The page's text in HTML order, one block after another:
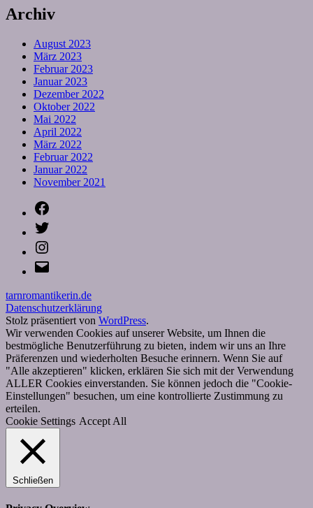
Archiv
August 2023
März 2023
Februar 2023
Januar 2023
Dezember 2022
Oktober 2022
Mai 2022
April 2022
März 2022
Februar 2022
Januar 2022
November 2021
tarnromantikerin.de
Datenschutzerklärung
Stolz präsentiert von WordPress.
Wir verwenden Cookies auf unserer Website, um Ihnen die
bestmögliche Benutzerführung zu bieten, indem wir uns an Ihre
Präferenzen und wiederholten Besuche erinnern. Wenn Sie auf
"Alle akzeptieren" klicken, erklären Sie sich mit der Verwendung
ALLER Cookies einverstanden. Sie können jedoch die "Cookie-
Einstellungen" besuchen, um eine kontrollierte Zustimmung zu
erteilen.
Cookie Settings Accept All
Schließen